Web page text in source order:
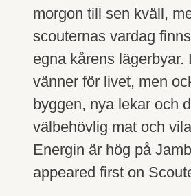
morgon till sen kväll,
scouternas vardag
egna kårens lägerbyar.
vänner för livet, men
byggen, nya lekar och
välbehövlig mat och
Energin är hög på
appeared first on